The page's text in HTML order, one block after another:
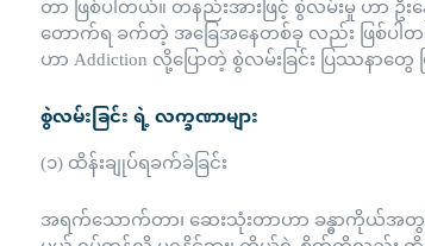
တာ ဖြစ်ပါတယ်။ တနည်းအားဖြင့် စွဲလမ်းမှု ဟာ ဦးနှ
တောက်ရ ခက်တဲ့ အခြေအနေတစ်ခု လည်း ဖြစ်ပါတ
ဟာ Addiction လို့ပြောတဲ့ စွဲလမ်းခြင်း ပြဿနာတွေ
စွဲလမ်းခြင်း ရဲ့ လက္ခဏာများ
(၁) ထိန်းချုပ်ရခက်ခဲခြင်း
အရက်သောက်တာ၊ ဆေးသုံးတာဟာ ခန္ဓာကိုယ်အ